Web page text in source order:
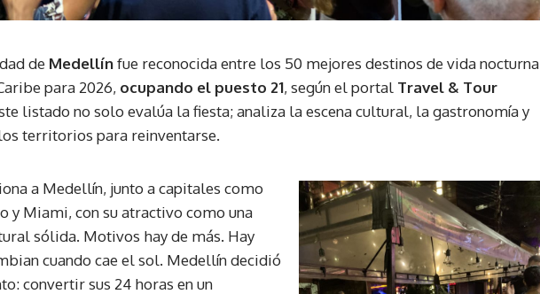
de Medellínfue reconocida entre los 50 mejores destinos de vida nocturna
para 2026, ocupando el puesto 21, según el portal Travel & Tour
listado no solo evalúa la fiesta; analiza la escena cultural, la gastronomía y
territorios para reinventarse.
a Medellín, junto a capitales como
y Miami, con su atractivo como una
sólida. Motivos hay de más. Hay
cuando cae el sol. Medellín decidió
convertir sus 24 horas en un